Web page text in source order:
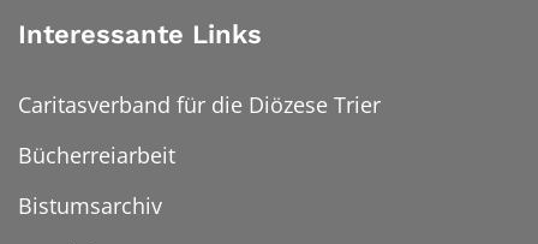
Interessante Links
Caritasverband für die Diözese Trier
Bücherreiarbeit
Bistumsarchiv